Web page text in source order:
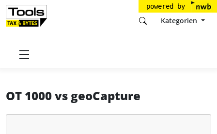
powered by
Kategorien
Startseite
OT 1000vs geoCapture